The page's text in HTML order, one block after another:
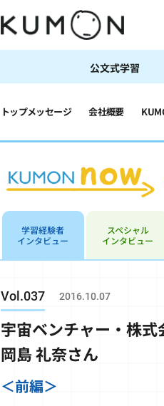
公文式学習
トップメッセージ 会社概要
学習経験者
インタビュー
スペシャル
インタビュー
Vol.037 2016.10.07
宇宙ベンチャー・株式
岡島 礼奈さん
＜前編＞